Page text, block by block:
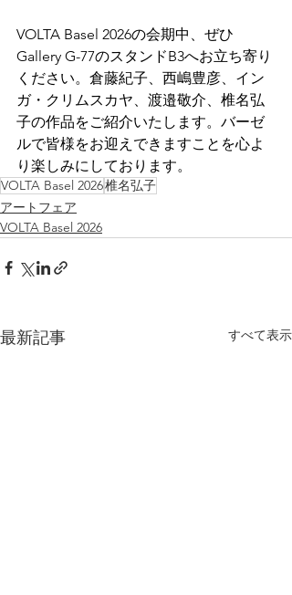
VOLTA Basel 2026の会期中、ぜひ
Gallery G-77のスタンドB3へお立ち寄り
ください。倉藤紀子、西嶋豊彦、イン
ガ・クリムスカヤ、渡邉敬介、椎名弘
子の作品をご紹介いたします。バーゼ
ルで皆様をお迎えできますことを心よ
り楽しみにしております。
VOLTA Basel 2026椎名弘子
アートフェア
VOLTA Basel 2026
最新記事 すべて表示